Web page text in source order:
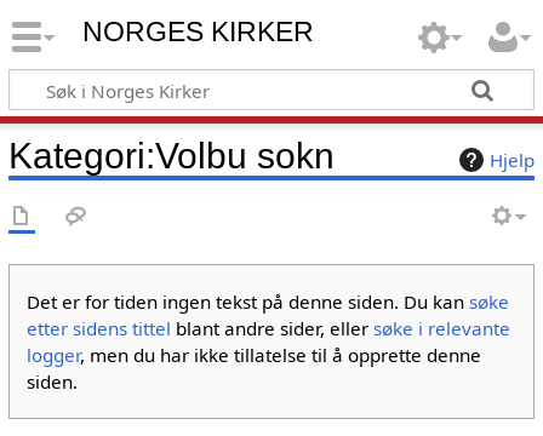
NORGES KIRKER
Hjelp
Kategori:Volbu sokn
Det er for tiden ingen tekst på denne siden. Du kan søke
etter sidens tittel blant andre sider, eller søke i relevante
logger, men du har ikke tillatelse til å opprette denne
siden.